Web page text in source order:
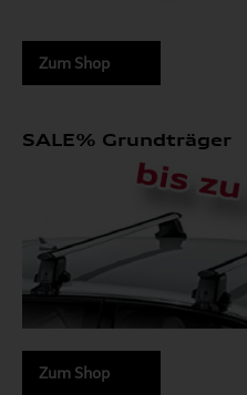
Zum Shop
SALE% Grundträger
Zum Shop